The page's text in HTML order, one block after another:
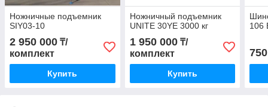
Ножничные подъемник
SIY03-10
2 950 000 ₸/
комплект
Купить
Ножничный подъемник
UNITE 30YE 3000 кг
1 950 000₸/
комплект
Купить
106